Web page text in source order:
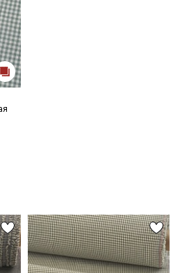
обработки персональных
на обработку персональных
рекламных и